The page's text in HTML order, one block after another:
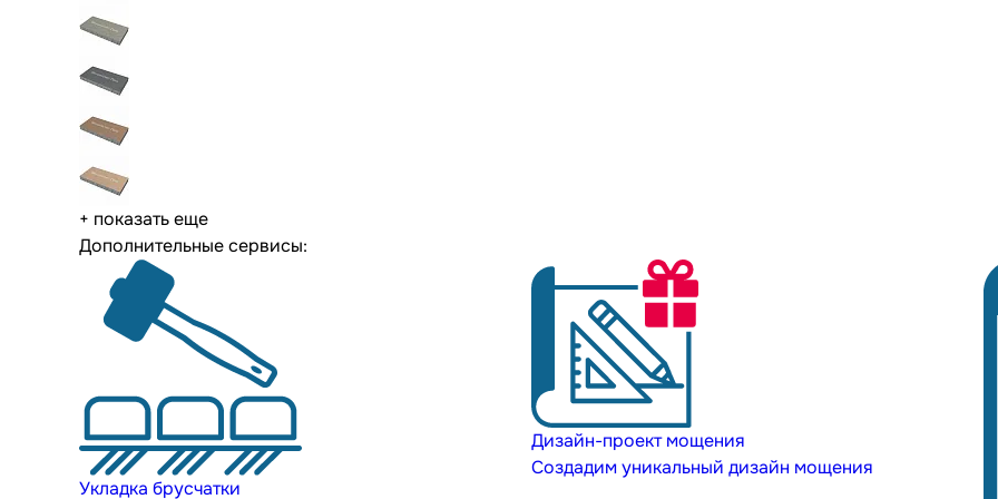
+ показать еще
Дополнительные сервисы:
Укладка брусчатки
Дизайн-проект мощения
Создадим уникальный дизайн мощения